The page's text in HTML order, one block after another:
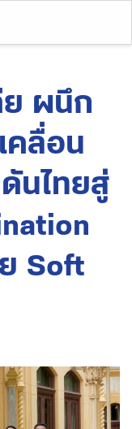
ย ผนึก
คลื่อน
ดันไทยสู่
Soft